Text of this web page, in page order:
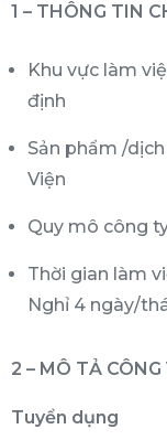
1 – THÔNG TIN
Khu vực làm
định
Sản phẩm /
Viện
Quy mô công
Thời gian làm
Nghỉ 4 ngày/
2 – MÔ TẢ CÔNG
Tuyển dụng